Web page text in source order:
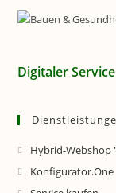
Digitaler Service
Hybrid-Webshop
Konfigurator.One